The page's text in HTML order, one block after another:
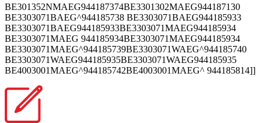
BE301352NMAEG944187374BE3301302MAEG944187130
BE3303071BAEG^944185738 BE3303071BAEG944185933
BE3303071BAEG944185933BE3303071MAEG944185934
BE3303071MAEG 944185934BE3303071MAEG944185934
BE3303071MAEG^944185739BE3303071WAEG^944185740
BE3303071WAEG944185935BE3303071WAEG944185935
BE4003001MAEG^944185742BE4003001MAEG^ 944185814]]